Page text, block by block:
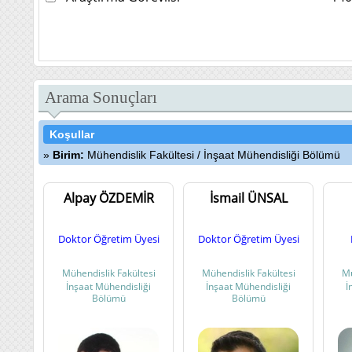
Arama Sonuçları
Koşullar
Birim: Mühendislik Fakültesi / İnşaat Mühendisliği Bölümü
Alpay ÖZDEMİR
Doktor Öğretim Üyesi
Mühendislik Fakültesi
İnşaat Mühendisliği
Bölümü
İsmail ÜNSAL
Doktor Öğretim Üyesi
Mühendislik Fakültesi
İnşaat Mühendisliği
Bölümü